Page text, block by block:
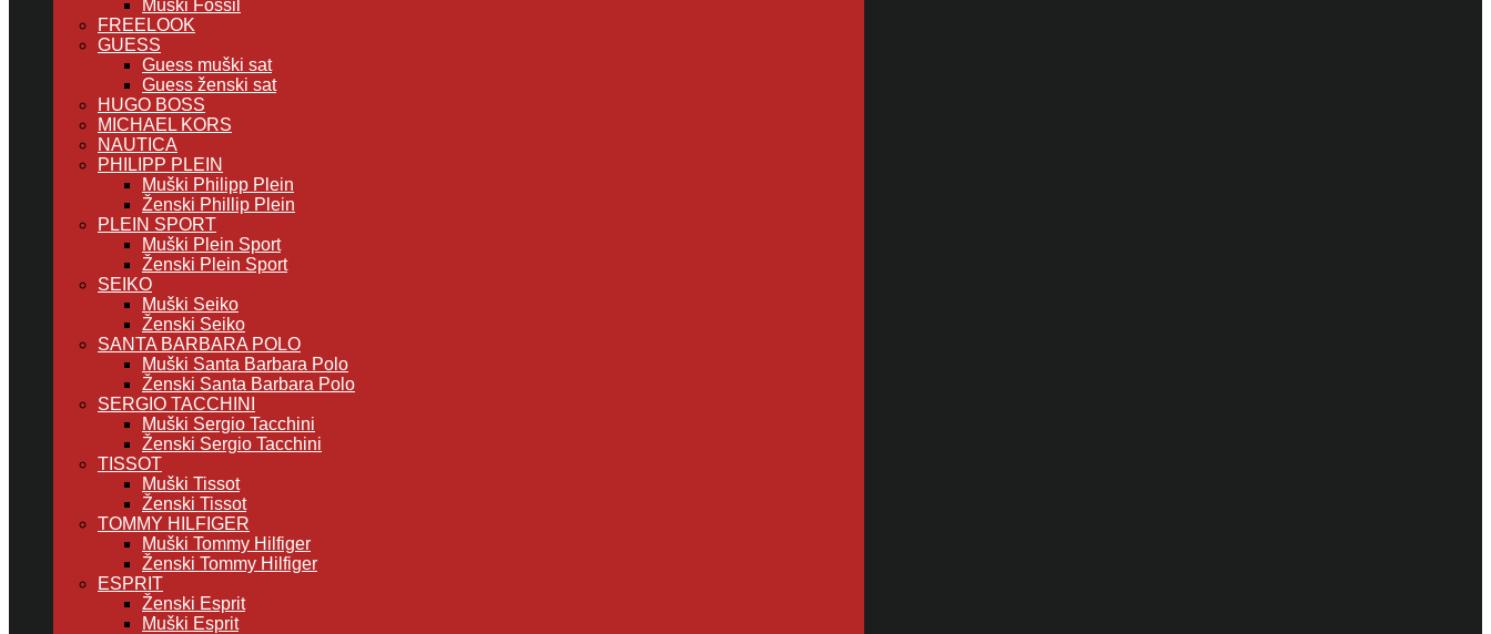
Muški Fossil
FREELOOK
GUESS
Guess muški sat
Guess ženski sat
HUGO BOSS
MICHAEL KORS
NAUTICA
PHILIPP PLEIN
Muški Philipp Plein
Ženski Phillip Plein
PLEIN SPORT
Muški Plein Sport
Ženski Plein Sport
SEIKO
Muški Seiko
Ženski Seiko
SANTA BARBARA POLO
Muški Santa Barbara Polo
Ženski Santa Barbara Polo
SERGIO TACCHINI
Muški Sergio Tacchini
Ženski Sergio Tacchini
TISSOT
Muški Tissot
Ženski Tissot
TOMMY HILFIGER
Muški Tommy Hilfiger
Ženski Tommy Hilfiger
ESPRIT
Ženski Esprit
Muški Esprit